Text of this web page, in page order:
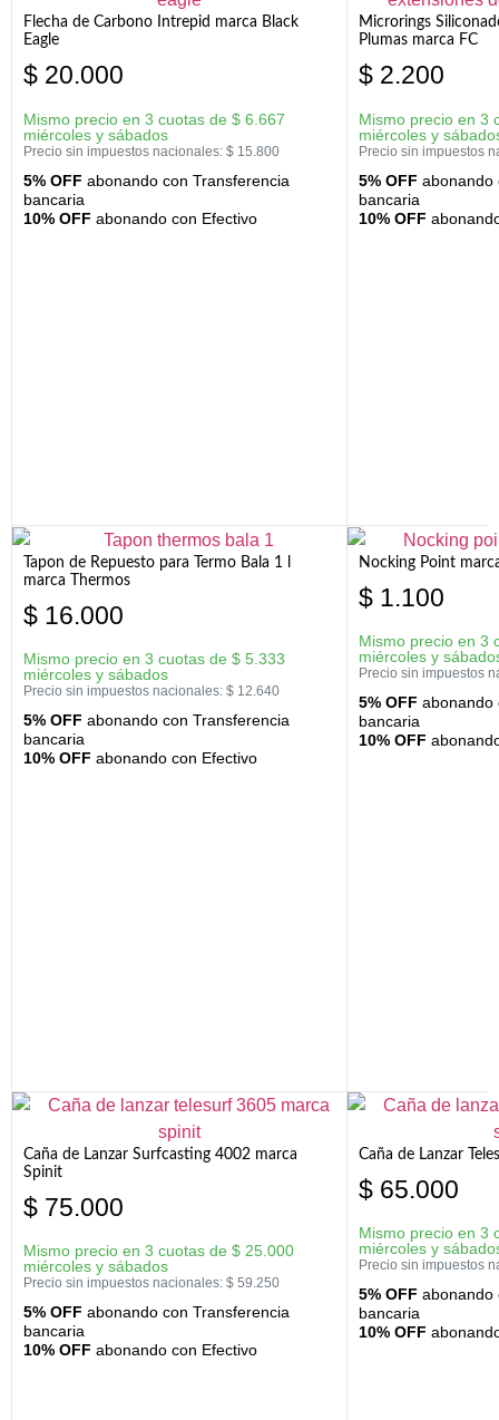
Flecha de Carbono Intrepid marca Black
Eagle
$ 20.000
Mismo precio en 3 cuotas de $ 6.667
miércoles y sábados
Precio sin impuestos nacionales: $ 15.800
5% OFF abonando con Transferencia
bancaria
10% OFF abonando con Efectivo
Microrings
Plumas marca FC
$ 2.200
Mismo precio en 3
miércoles y
Precio sin impuestos
5% OFF abonando
bancaria
10% OFF
Tapon de Repuesto para Termo Bala 1 l
marca Thermos
$ 16.000
Mismo precio en 3 cuotas de $ 5.333
miércoles y sábados
Precio sin impuestos nacionales: $ 12.640
5% OFF abonando con Transferencia
bancaria
10% OFF abonando con Efectivo
Nocking Point
$ 1.100
Mismo precio en 3
miércoles y
Precio sin impuestos
5% OFF abonando
bancaria
10% OFF
Caña de Lanzar Surfcasting 4002 marca
Spinit
$ 75.000
Mismo precio en 3 cuotas de $ 25.000
miércoles y sábados
Precio sin impuestos nacionales: $ 59.250
5% OFF abonando con Transferencia
bancaria
10% OFF abonando con Efectivo
Caña de Lanzar
$ 65.000
Mismo precio en 3
miércoles y
Precio sin impuestos
5% OFF abonando
bancaria
10% OFF